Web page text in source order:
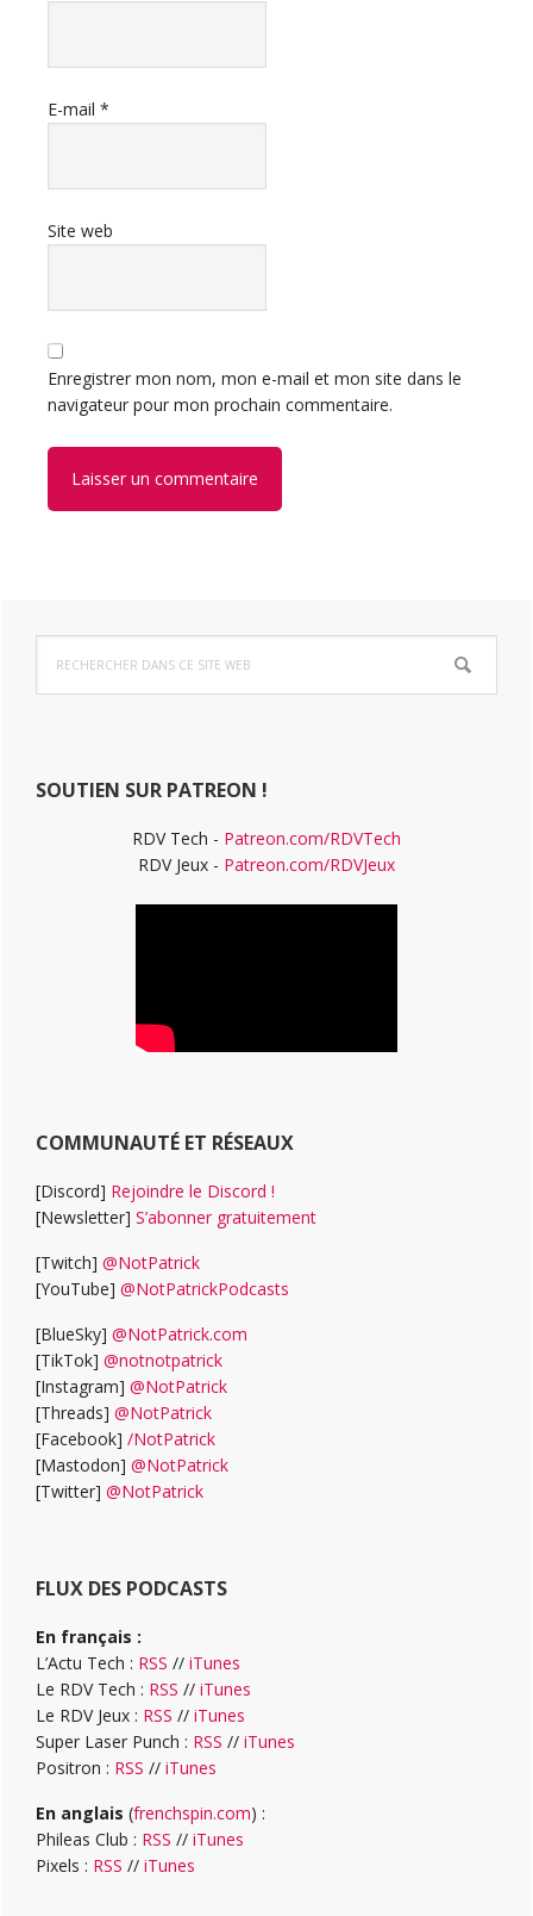
E-mail *
Site web
Enregistrer mon nom, mon e-mail et mon site dans le
navigateur pour mon prochain commentaire.
Barre
latérale
dans
ce
SOUTIEN SUR PATREON !
RDV Tech - Patreon.com/RDVTech
RDV Jeux - Patreon.com/RDVJeux
COMMUNAUTÉ ET RÉSEAUX
[Discord] Rejoindre le Discord !
[Newsletter] S’abonner gratuitement
[Twitch] @NotPatrick
[YouTube] @NotPatrickPodcasts
[BlueSky] @NotPatrick.com
[TikTok] @notnotpatrick
[Instagram] @NotPatrick
[Threads] @NotPatrick
[Facebook] /NotPatrick
[Mastodon] @NotPatrick
[Twitter] @NotPatrick
FLUX DES PODCASTS
En français :
L’Actu Tech : RSS // iTunes
Le RDV Tech : RSS // iTunes
Le RDV Jeux : RSS // iTunes
Super Laser Punch : RSS // iTunes
Positron : RSS // iTunes
En anglais (frenchspin.com) :
Phileas Club : RSS // iTunes
Pixels : RSS // iTunes